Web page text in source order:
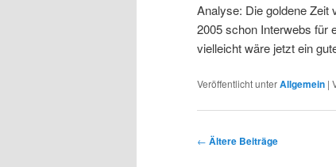
Analyse: Die goldene Zeit
2005 schon Interwebs für
vielleicht wäre jetzt ein
Veröffentlicht unterAllgemein |
Beitragsnavigation
← Ältere Beiträge